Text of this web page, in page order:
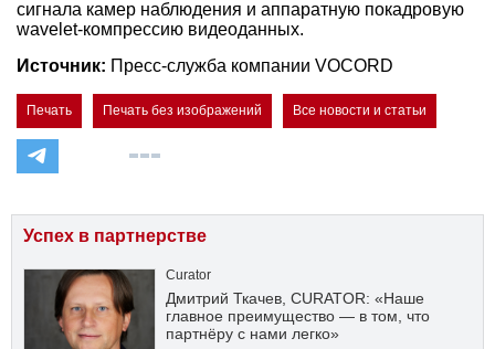
сигнала камер наблюдения и аппаратную покадровую
wavelet-компрессию видеоданных.
Источник: Пресс-служба компании VOCORD
Печать Печать без изображений Все новости и статьи
Успех в партнерстве
Curator
Дмитрий Ткачев, CURATOR: «Наше
главное преимущество — в том, что
партнёру с нами легко»